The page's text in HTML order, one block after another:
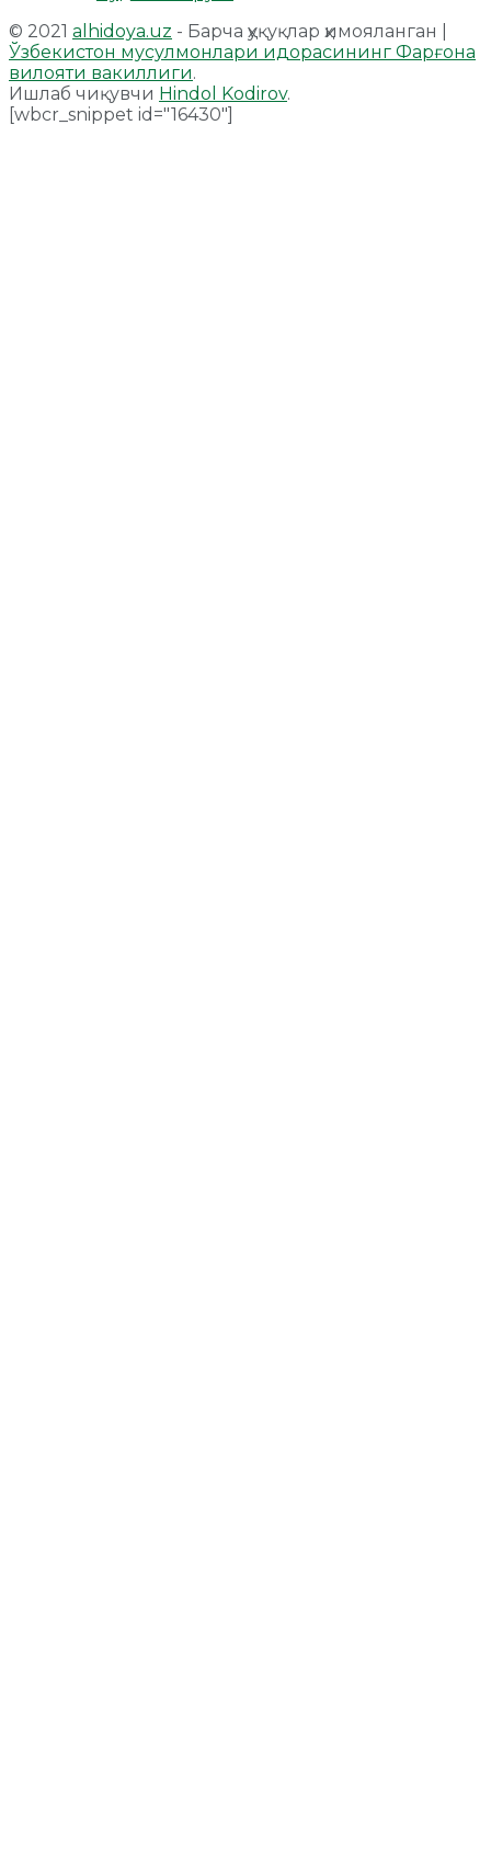
© 2021 alhidoya.uz - Барча ҳуқуқлар ҳимояланган |
Ўзбекистон мусулмонлари идорасининг Фарғона
вилояти вакиллиги.
Ишлаб чиқувчи Hindol Kodirov.
[wbcr_snippet id="16430"]